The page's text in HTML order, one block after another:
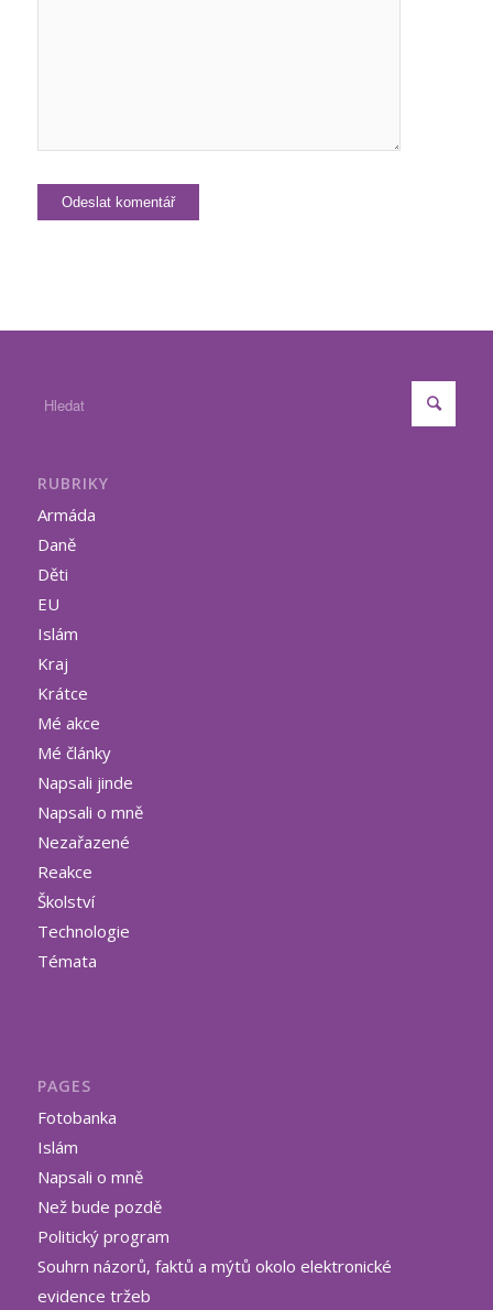
RUBRIKY
Armáda
Daně
Děti
EU
Islám
Kraj
Krátce
Mé akce
Mé články
Napsali jinde
Napsali o mně
Nezařazené
Reakce
Školství
Technologie
Témata
PAGES
Fotobanka
Islám
Napsali o mně
Než bude pozdě
Politický program
Souhrn názorů, faktů a mýtů okolo elektronické
evidence tržeb